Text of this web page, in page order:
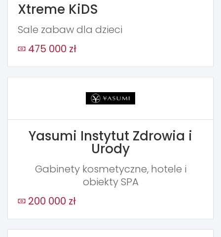
Xtreme KiDS
Sale zabaw dla dzieci
475 000 zł
Yasumi Instytut Zdrowia i
Urody
Gabinety kosmetyczne, hotele i
obiekty SPA
200 000 zł